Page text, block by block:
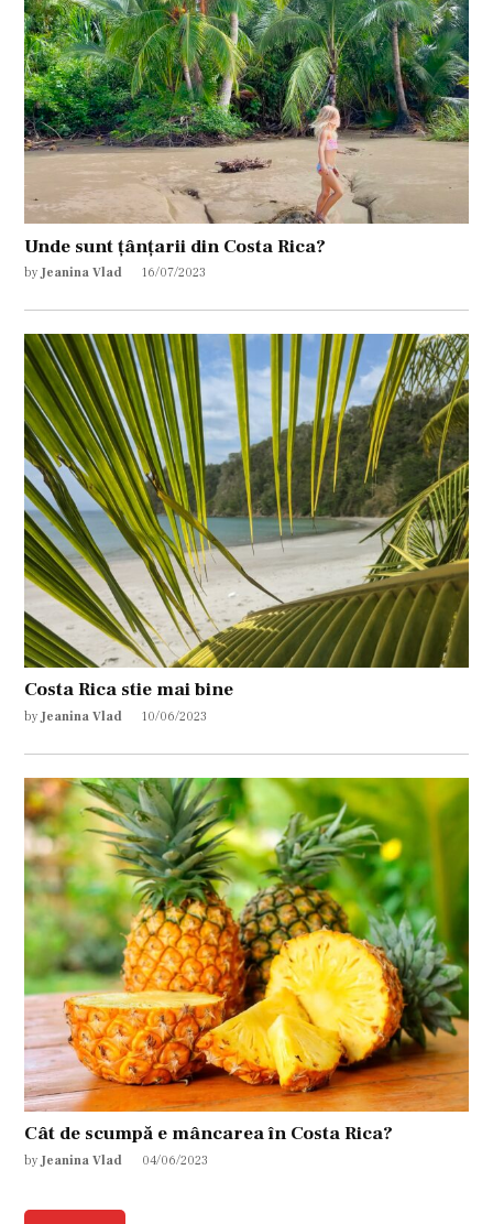
Unde sunt țânțarii din Costa Rica?
by Jeanina Vlad 16/07/2023
Costa Rica stie mai bine
by Jeanina Vlad 10/06/2023
Cât de scumpă e mâncarea în Costa Rica?
by Jeanina Vlad 04/06/2023